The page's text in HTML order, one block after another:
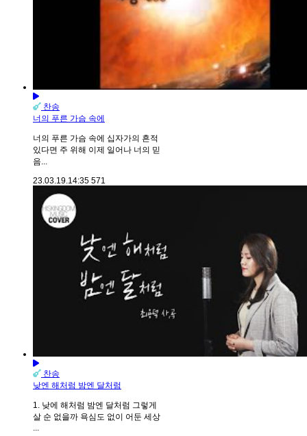
찬송
너의 푸른 가슴 속에
너의 푸른 가슴 속에 십자가의 흔적
있다면 주 위해 이제 일어나 너의 믿
음...
23.03.19.14:35 571
찬송
낮엔 해처럼 밤엔 달처럼
1. 낮에 해처럼 밤엔 달처럼 그렇게
살 순 없을까 욕심도 없이 어둔 세상
...